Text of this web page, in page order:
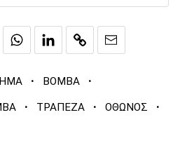
· ΒΟΜΒΑ ·
· ΤΡΑΠΕΖΑ · ΟΘΩΝΟΣ ·